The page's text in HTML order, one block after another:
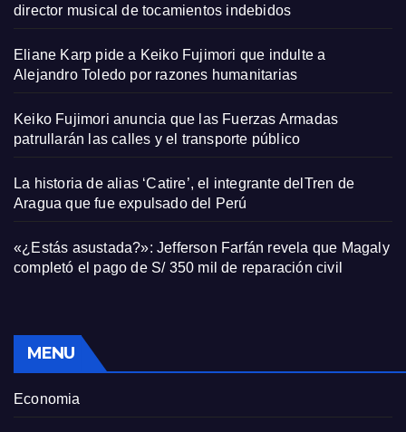
director musical de tocamientos indebidos
Eliane Karp pide a Keiko Fujimori que indulte a
Alejandro Toledo por razones humanitarias
Keiko Fujimori anuncia que las Fuerzas Armadas
patrullarán las calles y el transporte público
La historia de alias ‘Catire’, el integrante delTren de
Aragua que fue expulsado del Perú
«¿Estás asustada?»: Jefferson Farfán revela que Magaly
completó el pago de S/ 350 mil de reparación civil
MENU
Economia